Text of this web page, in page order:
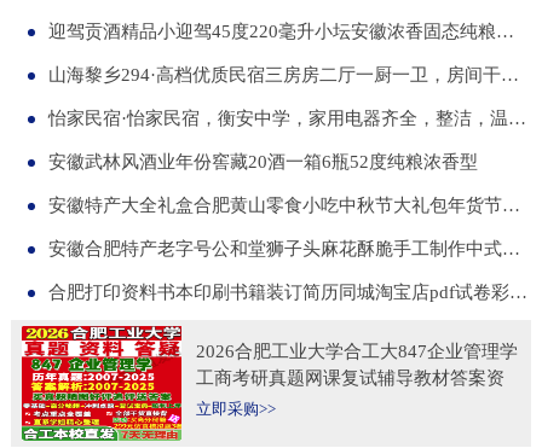
迎驾贡酒精品小迎驾45度220毫升小坛安徽浓香固态纯粮酒整箱12瓶
山海黎乡294·高档优质民宿三房房二厅一厨一卫，房间干净整洁，可短住，可长租
怡家民宿·怡家民宿，衡安中学，家用电器齐全，整洁，温馨，可短租，月租
安徽武林风酒业年份窖藏20酒一箱6瓶52度纯粮浓香型
安徽特产大全礼盒合肥黄山零食小吃中秋节大礼包年货节送伴手礼品
安徽合肥特产老字号公和堂狮子头麻花酥脆手工制作中式糕点伴手礼
合肥打印资料书本印刷书籍装订简历同城淘宝店pdf试卷彩色a34讲义
2026合肥工业大学合工大847企业管理学
工商考研真题网课复试辅导教材答案资
料考前冲刺押题预测三套卷3套题
立即采购>>